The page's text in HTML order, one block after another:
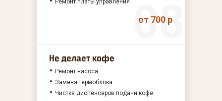
Ремонт платы управления
от 700 р
Не делает кофе
Ремонт насоса
Замена термоблока
Чистка диспенсеров подачи кофе